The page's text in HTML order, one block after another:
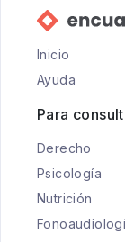
Inicio
Ayuda
Para
Derecho
Psicología
Nutrición